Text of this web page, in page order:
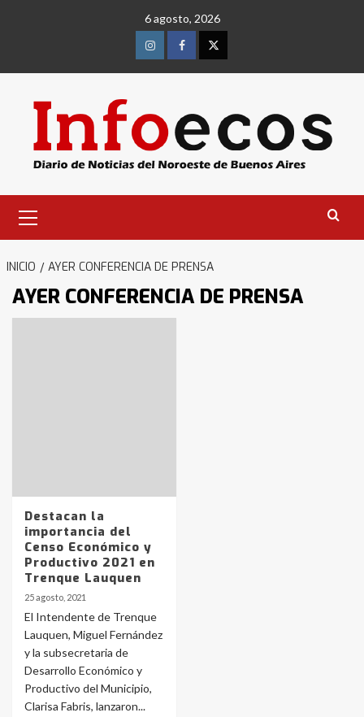
6 agosto, 2026
InstagramFacebookTwitter
primario
INICIO AYER CONFERENCIA DE PRENSA
AYER CONFERENCIA DE PRENSA
Destacan la
importancia del
Censo Económico y
Productivo 2021 en
Trenque Lauquen
25 agosto, 2021
El Intendente de Trenque
Lauquen, Miguel Fernández
y la subsecretaria de
Desarrollo Económico y
Productivo del Municipio,
Clarisa Fabris, lanzaron...
4
Accidente en Ruta 5: falleció un
joven de Trenque Lauquen
5
Los precios de los combustibles en
6
La Bolsa de Cereales de Bahía
Blanca anticipa que Agosto vendrá
con lluvias y heladas, en gran parte
de la provincia